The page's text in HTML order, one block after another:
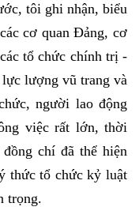
tôi ghi nhận, biểu
cơ quan Đảng, cơ
tổ chức chính trị -
lượng vũ trang và
người lao động
việc rất lớn, thời
chí đã thể hiện
thức tổ chức kỷ luật
trọng.